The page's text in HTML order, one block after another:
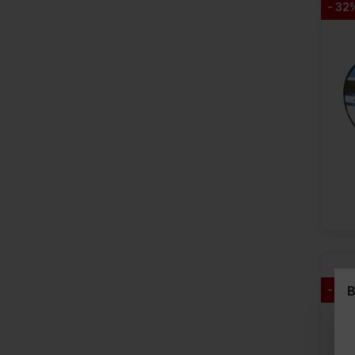
-
-